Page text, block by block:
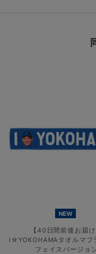
NEW
【40日間前後お届け
I☆YOKOHAMAタオルマフ
フェイスバージョ